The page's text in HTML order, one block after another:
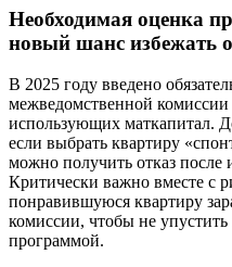
Необходимая оценка
новый шанс избежать
В 2025 году введено
межведомственной
использующих маткапитал.
если выбрать квартиру
можно получить отказ после
Критически важно вместе с
понравившуюся квартиру
комиссии, чтобы не упустить
программой.